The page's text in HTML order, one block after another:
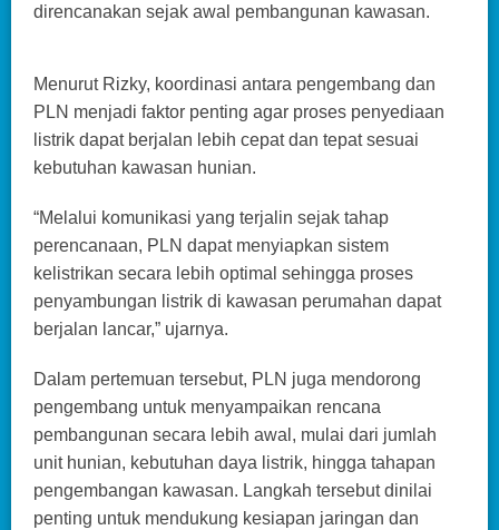
direncanakan sejak awal pembangunan kawasan.
Menurut Rizky, koordinasi antara pengembang dan
PLN menjadi faktor penting agar proses penyediaan
listrik dapat berjalan lebih cepat dan tepat sesuai
kebutuhan kawasan hunian.
“Melalui komunikasi yang terjalin sejak tahap
perencanaan, PLN dapat menyiapkan sistem
kelistrikan secara lebih optimal sehingga proses
penyambungan listrik di kawasan perumahan dapat
berjalan lancar,” ujarnya.
Dalam pertemuan tersebut, PLN juga mendorong
pengembang untuk menyampaikan rencana
pembangunan secara lebih awal, mulai dari jumlah
unit hunian, kebutuhan daya listrik, hingga tahapan
pengembangan kawasan. Langkah tersebut dinilai
penting untuk mendukung kesiapan jaringan dan